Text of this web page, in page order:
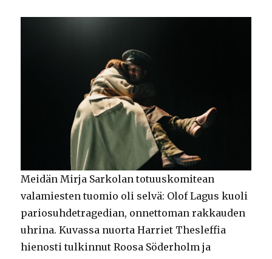
Meidän Mirja Sarkolan totuuskomitean
valamiesten tuomio oli selvä: Olof Lagus kuoli
pariosuhdetragedian, onnettoman rakkauden
uhrina. Kuvassa nuorta Harriet Thesleffia
hienosti tulkinnut Roosa Söderholm ja